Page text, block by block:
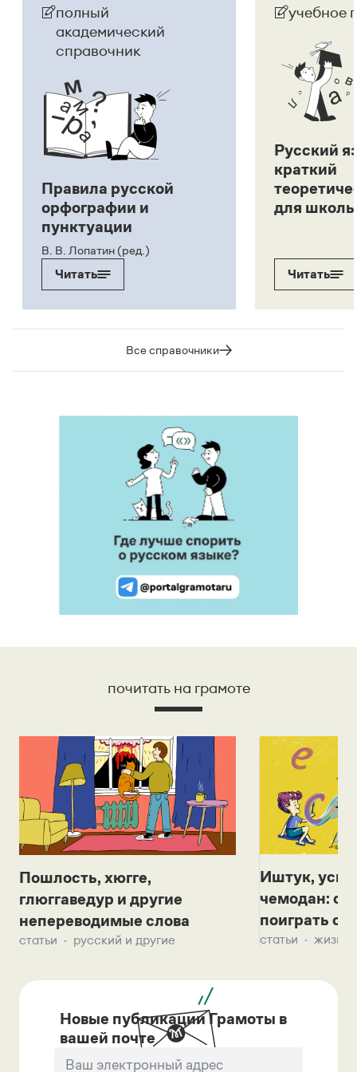
полный
академический
справочник
Правила русской
орфографии и
пунктуации
В. В. Лопатин (ред.)
Читать
учебное
Русский
краткий
для
Читать
Все справочники
почитать на грамоте
Пошлость, хюгге,
глюггаведур и другие
непереводимые слова
статьи русский и другие
Иштук,
чемодан:
поиграть с
статьи жизнь
Новые публикации Грамоты в
вашей почте